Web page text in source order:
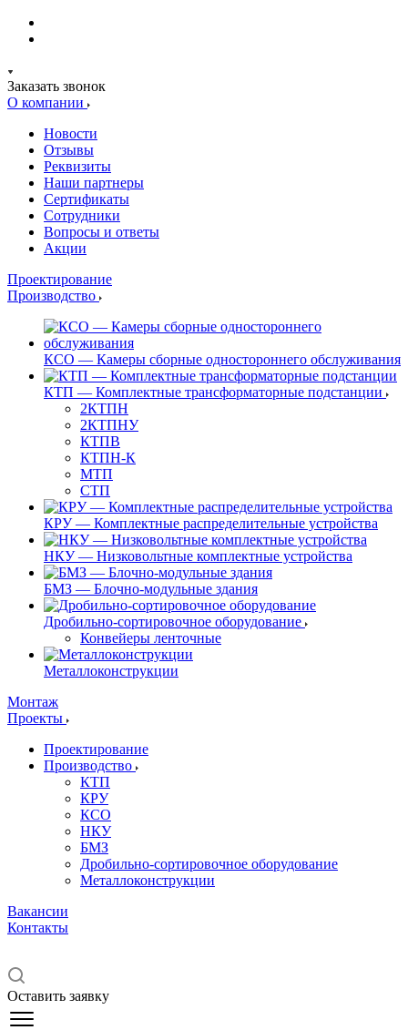
Заказать звонок
О компании
Новости
Отзывы
Реквизиты
Наши партнеры
Сертификаты
Сотрудники
Вопросы и ответы
Акции
Проектирование
Производство
КСО — Камеры сборные одностороннего обслуживания
КТП — Комплектные трансформаторные подстанции
2КТПН
2КТПНУ
КТПВ
КТПН-К
МТП
СТП
КРУ — Комплектные распределительные устройства
НКУ — Низковольтные комплектные устройства
БМЗ — Блочно-модульные здания
Дробильно-сортировочное оборудование
Конвейеры ленточные
Металлоконструкции
Монтаж
Проекты
Проектирование
Производство
КТП
КРУ
КСО
НКУ
БМЗ
Дробильно-сортировочное оборудование
Металлоконструкции
Вакансии
Контакты
Оставить заявку